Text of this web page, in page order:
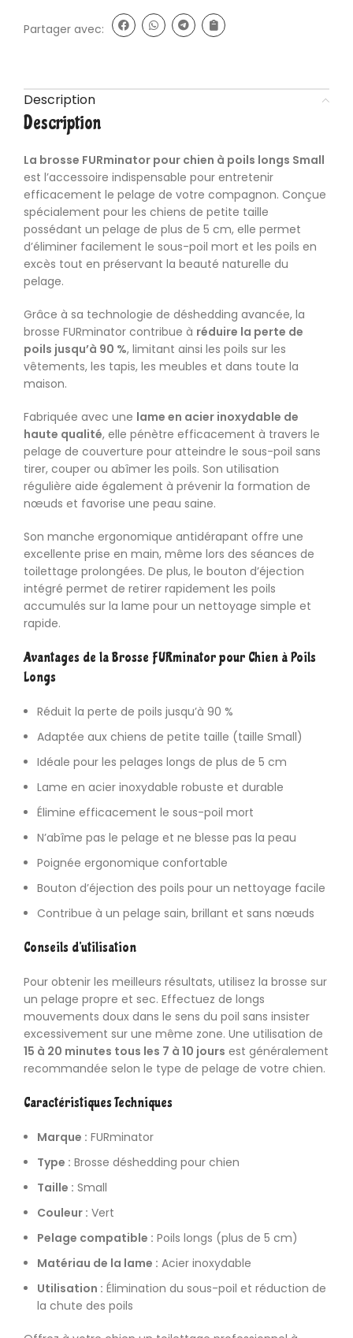
Partager avec:
Description
Description
La brosse FURminator pour chien à poils longs Small
est l’accessoire indispensable pour entretenir
efficacement le pelage de votre compagnon. Conçue
spécialement pour les chiens de petite taille
possédant un pelage de plus de 5 cm, elle permet
d’éliminer facilement le sous-poil mort et les poils en
excès tout en préservant la beauté naturelle du
pelage.
Grâce à sa technologie de déshedding avancée, la
brosse FURminator contribue à réduire la perte de
poils jusqu’à 90 %, limitant ainsi les poils sur les
vêtements, les tapis, les meubles et dans toute la
maison.
Fabriquée avec une lame en acier inoxydable de
haute qualité, elle pénètre efficacement à travers le
pelage de couverture pour atteindre le sous-poil sans
tirer, couper ou abîmer les poils. Son utilisation
régulière aide également à prévenir la formation de
nœuds et favorise une peau saine.
Son manche ergonomique antidérapant offre une
excellente prise en main, même lors des séances de
toilettage prolongées. De plus, le bouton d’éjection
intégré permet de retirer rapidement les poils
accumulés sur la lame pour un nettoyage simple et
rapide.
Avantages de la Brosse FURminator pour Chien à Poils
Longs
Réduit la perte de poils jusqu’à 90 %
Adaptée aux chiens de petite taille (taille Small)
Idéale pour les pelages longs de plus de 5 cm
Lame en acier inoxydable robuste et durable
Élimine efficacement le sous-poil mort
N’abîme pas le pelage et ne blesse pas la peau
Poignée ergonomique confortable
Bouton d’éjection des poils pour un nettoyage facile
Contribue à un pelage sain, brillant et sans nœuds
Conseils d’utilisation
Pour obtenir les meilleurs résultats, utilisez la brosse sur
un pelage propre et sec. Effectuez de longs
mouvements doux dans le sens du poil sans insister
excessivement sur une même zone. Une utilisation de
15 à 20 minutes tous les 7 à 10 jours est généralement
recommandée selon le type de pelage de votre chien.
Caractéristiques Techniques
Marque : FURminator
Type : Brosse déshedding pour chien
Taille : Small
Couleur : Vert
Pelage compatible : Poils longs (plus de 5 cm)
Matériau de la lame : Acier inoxydable
Utilisation : Élimination du sous-poil et réduction de
la chute des poils